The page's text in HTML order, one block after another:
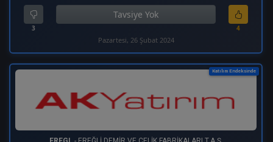
3
Tavsiye Yok
4
Pazartesi, 26 Şubat 2024
Katılım Endeksinde